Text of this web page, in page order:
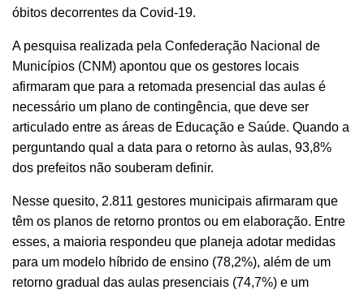
óbitos decorrentes da Covid-19.
A pesquisa realizada pela Confederação Nacional de
Municípios (CNM) apontou que os gestores locais
afirmaram que para a retomada presencial das aulas é
necessário um plano de contingência, que deve ser
articulado entre as áreas de Educação e Saúde. Quando a
perguntando qual a data para o retorno às aulas, 93,8%
dos prefeitos não souberam definir.
Nesse quesito, 2.811 gestores municipais afirmaram que
têm os planos de retorno prontos ou em elaboração. Entre
esses, a maioria respondeu que planeja adotar medidas
para um modelo híbrido de ensino (78,2%), além de um
retorno gradual das aulas presenciais (74,7%) e um